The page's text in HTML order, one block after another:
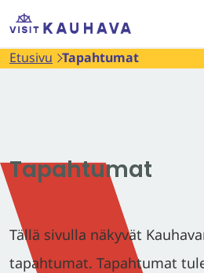
Siirry
Etusivu
Etusivu Tapahtumat
Tapahtumat
Tällä sivulla näkyvät
tapahtumat. Tapahtumat